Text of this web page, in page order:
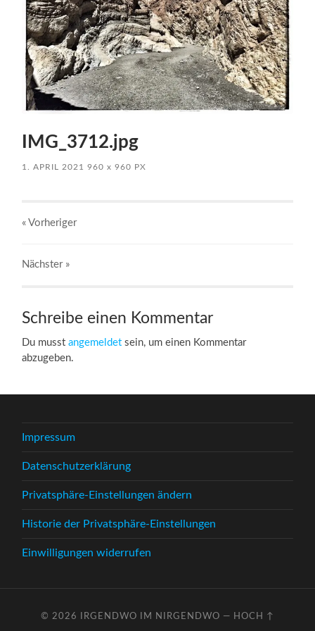
IMG_3712.jpg
1. APRIL 2021 960x 960 PX
« Vorheriger
Nächster »
Schreibe einen Kommentar
Du musstangemeldet sein, um einen Kommentar
abzugeben.
Impressum
Datenschutzerklärung
Privatsphäre-Einstellungen ändern
Historie der Privatsphäre-Einstellungen
Einwilligungen widerrufen
© 2026 IRGENDWO IM NIRGENDWO — HOCH ↑